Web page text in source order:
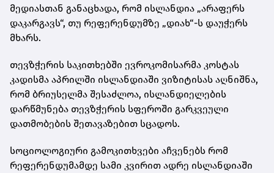
მედიასთან განაცხადა, რომ ისლანდია „არაფერს
დაკარგავს“, თუ რეფერენდუმზე „დიახ“-ს დაუჭერს
მხარს.
თევზჭერის საკითხებში ევროკომისარმა კოსტას
კადისმა აპრილში ისლანდიაში ვიზიტისას აღნიშნა,
რომ ბრიუსელმა შესაძლოა, ისლანდიელების
დარწმუნება თევზჭერის სფეროში გარკვეული
დათმობების შეთავაზებით სცადოს.
სოციოლოგიური გამოკითხვები აჩვენებს რომ
რეფერენდუმამდე სამი კვირით ადრე ისლანდიაში